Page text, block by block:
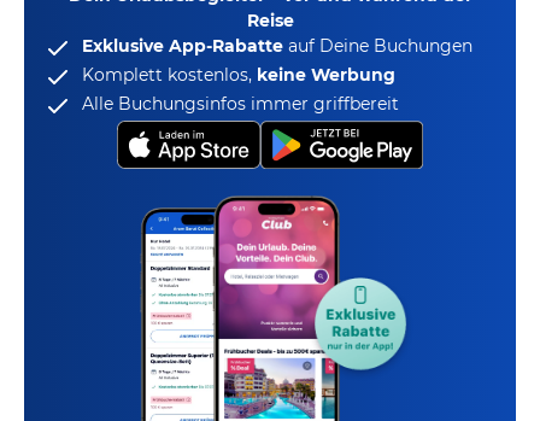
Reise
Exklusive App-Rabatte auf Deine Buchungen
Komplett kostenlos, keine Werbung
Alle Buchungsinfos immer griffbereit